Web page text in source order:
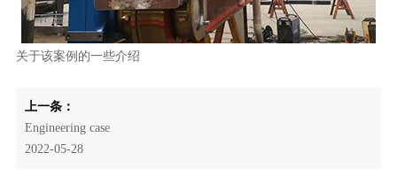
关于该案例的一些介绍
上一条：
Engineering case
2022-05-28